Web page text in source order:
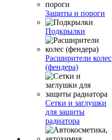
Защиты и пороги
Подкрылки
Расширители колес
(фендера)
Сетки и заглушки
для защиты
радиатора